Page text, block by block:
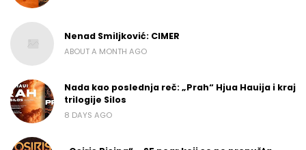
Nenad Smiljković: CIMER
ABOUT A MONTH AGO
Nada kao poslednja reč: „Prah“ Hjua Hauija i kraj
trilogije Silos
8 DAYS AGO